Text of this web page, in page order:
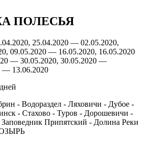
ПОЛЕСЬЯ
25.04.2020 — 02.05.2020,
09.05.2020 — 16.05.2020, 16.05.2020
— 30.05.2020, 30.05.2020 —
— 13.06.2020
- Водораздел - Ляховичи - Дубое -
- Стахово - Туров - Дорошевичи -
Припятский - Долина Реки